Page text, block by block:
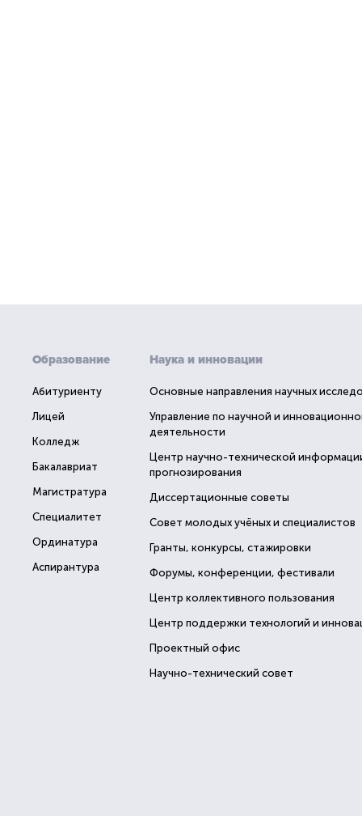
Образование
Абитуриенту
Лицей
Колледж
Бакалавриат
Магистратура
Специалитет
Ординатура
Аспирантура
Наука и инновации
Основные направления научных
Управление по научной и
деятельности
Центр научно-технической
прогнозирования
Диссертационные советы
Совет молодых учёных и специалистов
Гранты, конкурсы, стажировки
Форумы, конференции, фестивали
Центр коллективного пользования
Центр поддержки технологий и
Проектный офис
Научно-технический совет